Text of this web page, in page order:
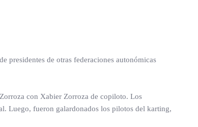
presidentes de otras federaciones autonómicas
con Xabier Zorroza de copiloto. Los
Luego, fueron galardonados los pilotos del karting,